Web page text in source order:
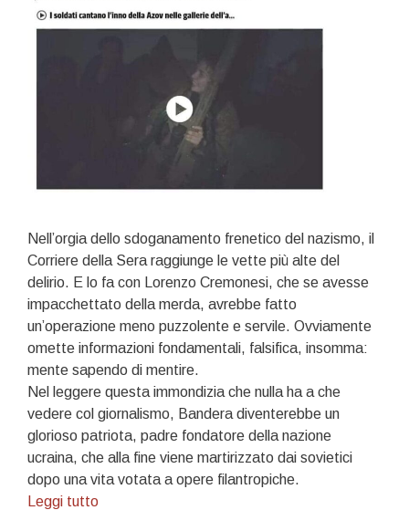
Nell’orgia dello sdoganamento frenetico del nazismo, il
Corriere della Sera raggiunge le vette più alte del
delirio. E lo fa con Lorenzo Cremonesi, che se avesse
impacchettato della merda, avrebbe fatto
un’operazione meno puzzolente e servile. Ovviamente
omette informazioni fondamentali, falsifica, insomma:
mente sapendo di mentire.
Nel leggere questa immondizia che nulla ha a che
vedere col giornalismo, Bandera diventerebbe un
glorioso patriota, padre fondatore della nazione
ucraina, che alla fine viene martirizzato dai sovietici
dopo una vita votata a opere filantropiche.
Leggi tuttoLa